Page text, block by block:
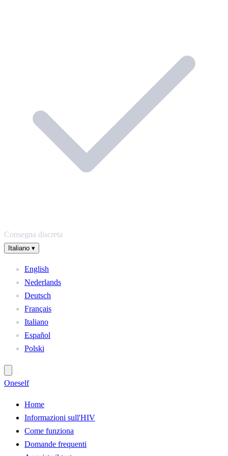
Consegna discreta
Italiano ▾
English
Nederlands
Deutsch
Français
Italiano
Español
Polski
Oneself
Home
Informazioni sull'HIV
Come funziona
Domande frequenti